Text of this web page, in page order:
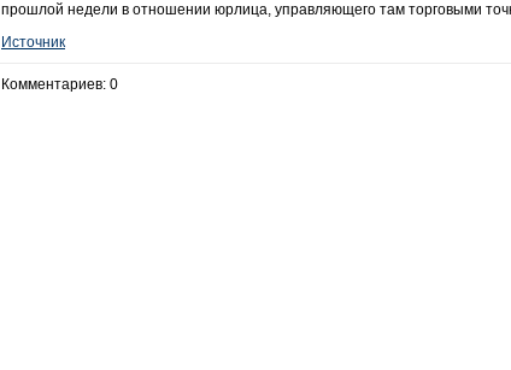
прошлой недели в отношении юрлица, управляющего там торговыми
Источник
Комментариев: 0